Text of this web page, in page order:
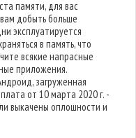
памяти, для вас
добыть больше
эксплуатируется
в память, что
всякие напрасные
приложения.
загруженная
от 10 марта 2020 г. -
выкачены оплошности и